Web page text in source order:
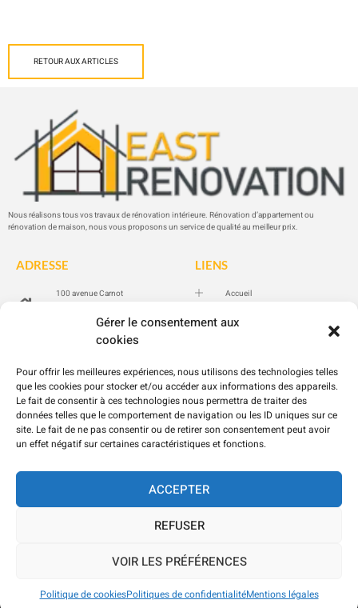
Gérer le consentement aux
cookies
Pour offrir les meilleures expériences, nous utilisons des technologies telles
que les cookies pour stocker et/ou accéder aux informations des appareils.
Le fait de consentir à ces technologies nous permettra de traiter des
données telles que le comportement de navigation ou les ID uniques sur ce
site. Le fait de ne pas consentir ou de retirer son consentement peut avoir
un effet négatif sur certaines caractéristiques et fonctions.
ACCEPTER
REFUSER
VOIR LES PRÉFÉRENCES
Politique de cookiesPolitiques de confidentialitéMentions légales
RETOUR AUX ARTICLES
Nous réalisons tous vos travaux de rénovation intérieure. Rénovation d’appartement ou
rénovation de maison, nous vous proposons un service de qualité au meilleur prix.
ADRESSE
100 avenue Carnot
06 20 56 73 77
LIENS
Accueil
Réalisations
DPE
LÉGALE
Politiques de confidentialité